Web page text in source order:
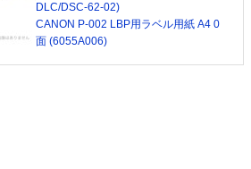
DLC/DSC-62-02)
CANON P-002 LBP用ラベル用紙 A4 0
面 (6055A006)